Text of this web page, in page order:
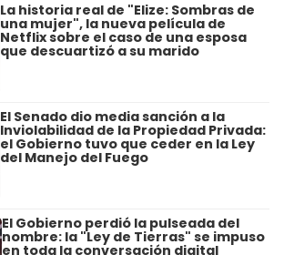
La historia real de "Elize: Sombras de
una mujer", la nueva película de
Netflix sobre el caso de una esposa
que descuartizó a su marido
El Senado dio media sanción a la
Inviolabilidad de la Propiedad Privada:
el Gobierno tuvo que ceder en la Ley
del Manejo del Fuego
El Gobierno perdió la pulseada del
nombre: la "Ley de Tierras" se impuso
en toda la conversación digital